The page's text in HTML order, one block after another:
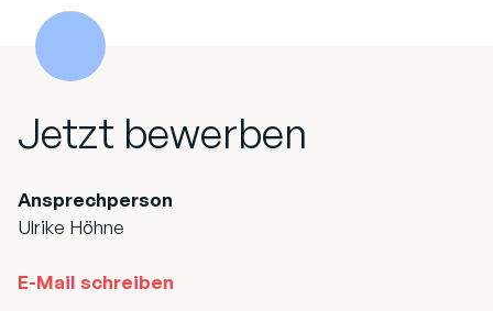
Jetzt bewerben
Ansprechperson
Ulrike Höhne
E-Mail schreiben